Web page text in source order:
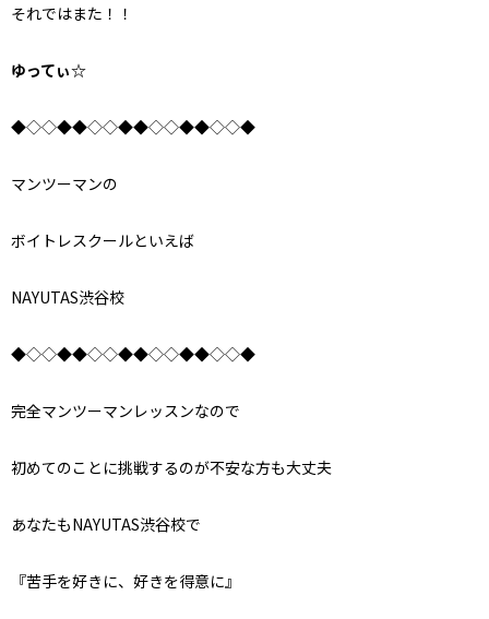
それではまた！！
ゆってぃ☆
◆◇◇◆◆◇◇◆◆◇◇◆◆◇◇◆
マンツーマンの
ボイトレスクールといえば
NAYUTAS渋谷校
◆◇◇◆◆◇◇◆◆◇◇◆◆◇◇◆
完全マンツーマンレッスンなので
初めてのことに挑戦するのが不安な方も大丈夫
あなたもNAYUTAS渋谷校で
『苦手を好きに、好きを得意に』